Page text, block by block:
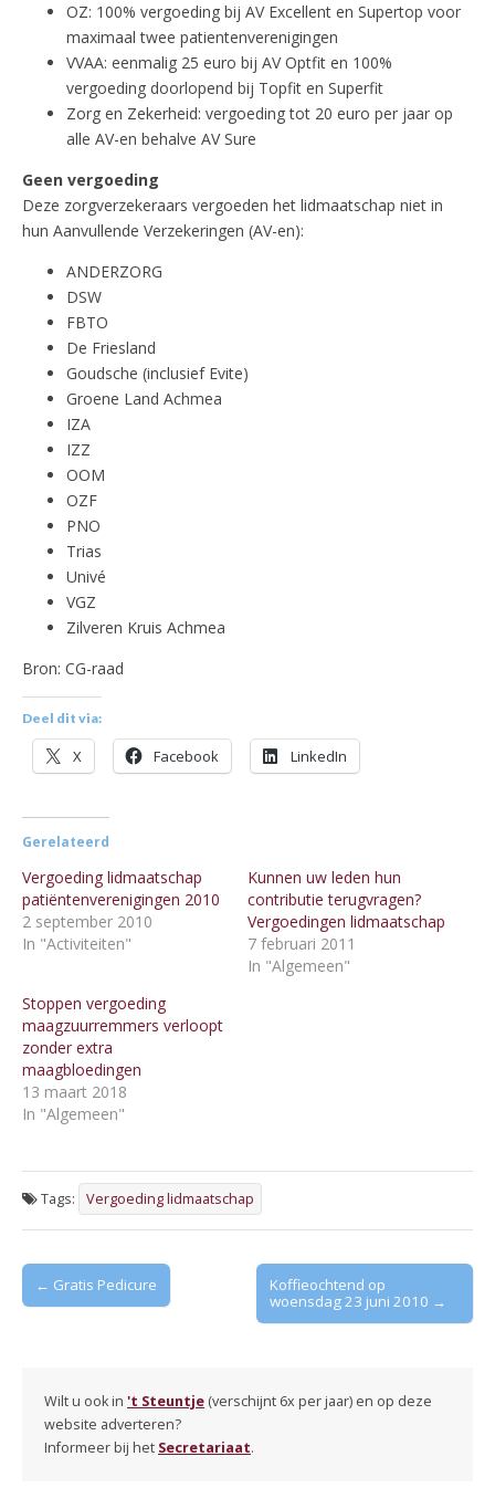
OZ: 100% vergoeding bij AV Excellent en Supertop voor
maximaal twee patientenverenigingen
VVAA: eenmalig 25 euro bij AV Optfit en 100%
vergoeding doorlopend bij Topfit en Superfit
Zorg en Zekerheid: vergoeding tot 20 euro per jaar op
alle AV-en behalve AV Sure
Geen vergoeding
Deze zorgverzekeraars vergoeden het lidmaatschap niet in
hun Aanvullende Verzekeringen (AV-en):
ANDERZORG
DSW
FBTO
De Friesland
Goudsche (inclusief Evite)
Groene Land Achmea
IZA
IZZ
OOM
OZF
PNO
Trias
Univé
VGZ
Zilveren Kruis Achmea
Bron: CG-raad
Deel dit via:
X Facebook LinkedIn
Gerelateerd
Vergoeding lidmaatschap
patiëntenverenigingen 2010
2 september 2010
In "Activiteiten"
Kunnen uw leden hun
contributie terugvragen?
Vergoedingen lidmaatschap
7 februari 2011
In "Algemeen"
Stoppen vergoeding
maagzuurremmers verloopt
zonder extra
maagbloedingen
13 maart 2018
In "Algemeen"
Tags: Vergoeding lidmaatschap
Post
navigation
← Gratis Pedicure
Koffieochtend op
woensdag 23 juni 2010 →
Wilt u ook in 't Steuntje (verschijnt 6x per jaar) en op deze
website adverteren?
Informeer bij het Secretariaat.